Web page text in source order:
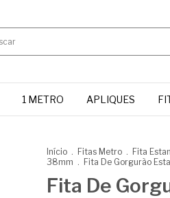
1 METRO APLIQUES
Início . Fitas Metro . Fita
38mm . Fita De Gorgurão
Fita De